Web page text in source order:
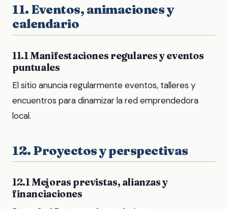
11. Eventos, animaciones y
calendario
11.1 Manifestaciones regulares y eventos
puntuales
El sitio anuncia regularmente eventos, talleres y
encuentros para dinamizar la red emprendedora
local.
12. Proyectos y perspectivas
12.1 Mejoras previstas, alianzas y
financiaciones